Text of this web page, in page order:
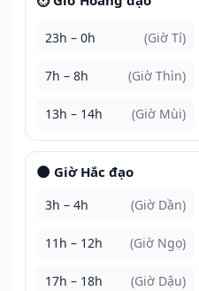
23h – 0h (Giờ Tí)
7h – 8h (Giờ Thìn)
13h – 14h (Giờ Mùi)
🌑 Giờ Hắc đạo
3h – 4h (Giờ Dần)
11h – 12h (Giờ Ngọ)
17h – 18h (Giờ Dậu)